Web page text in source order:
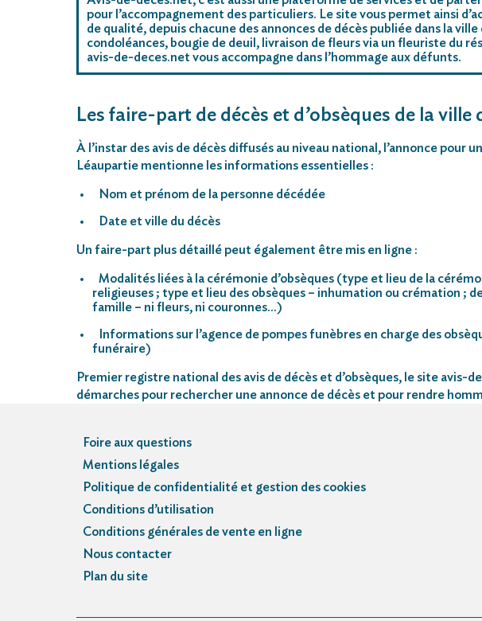
pour l’accompagnement des particuliers. Le site vous permet ainsi
de qualité, depuis chacune des annonces de décès publiée dans la
condoléances, bougie de deuil, livraison de fleurs via un fleuriste du
avis-de-deces.net vous accompagne dans l’hommage aux défunts.
Les faire-part de décès et d’obsèques de la ville
À l’instar des avis de décès diffusés au niveau national, l’annonce pour
Léaupartie mentionne les informations essentielles :
Nom et prénom de la personne décédée
Date et ville du décès
Un faire-part plus détaillé peut également être mis en ligne :
Modalités liées à la cérémonie d’obsèques (type et lieu de la
religieuses ; type et lieu des obsèques – inhumation ou crémation ;
famille – ni fleurs, ni couronnes…)
Informations sur l’agence de pompes funèbres en charge des
funéraire)
Premier registre national des avis de décès et d’obsèques, le site
démarches pour rechercher une annonce de décès et pour rendre
Foire aux questions
Mentions légales
Politique de confidentialité et gestion des cookies
Conditions d’utilisation
Conditions générales de vente en ligne
Nous contacter
Plan du site